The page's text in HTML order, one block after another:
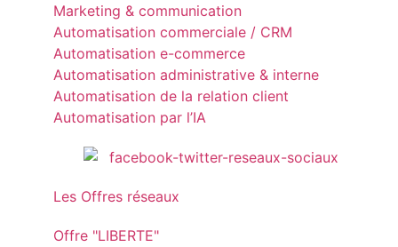
Marketing & communication
Automatisation commerciale / CRM
Automatisation e-commerce
Automatisation administrative & interne
Automatisation de la relation client
Automatisation par l’IA
Les Offres réseaux
Offre "LIBERTE"